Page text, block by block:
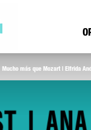
FM
Mucho más que Mozart | Elfrida